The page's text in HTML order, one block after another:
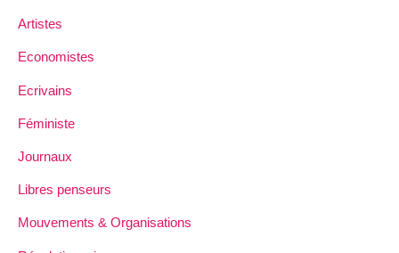
Artistes
Economistes
Ecrivains
Féministe
Journaux
Libres penseurs
Mouvements & Organisations